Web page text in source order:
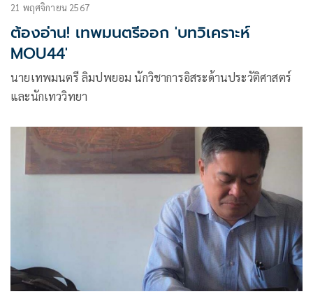
21 พฤศจิกายน 2567
ต้องอ่าน! เทพมนตรีออก 'บทวิเคราะห์
MOU44'
นายเทพมนตรี ลิมปพยอม นักวิชาการอิสระด้านประวัติศาสตร์
และนักเทววิทยา